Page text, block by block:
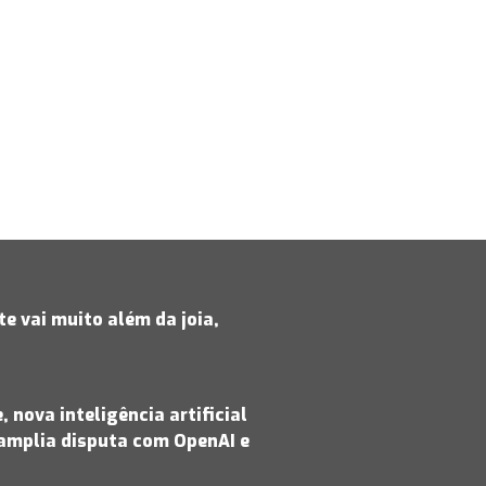
vai muito além da joia,
nova inteligência artificial
disputa com OpenAI e